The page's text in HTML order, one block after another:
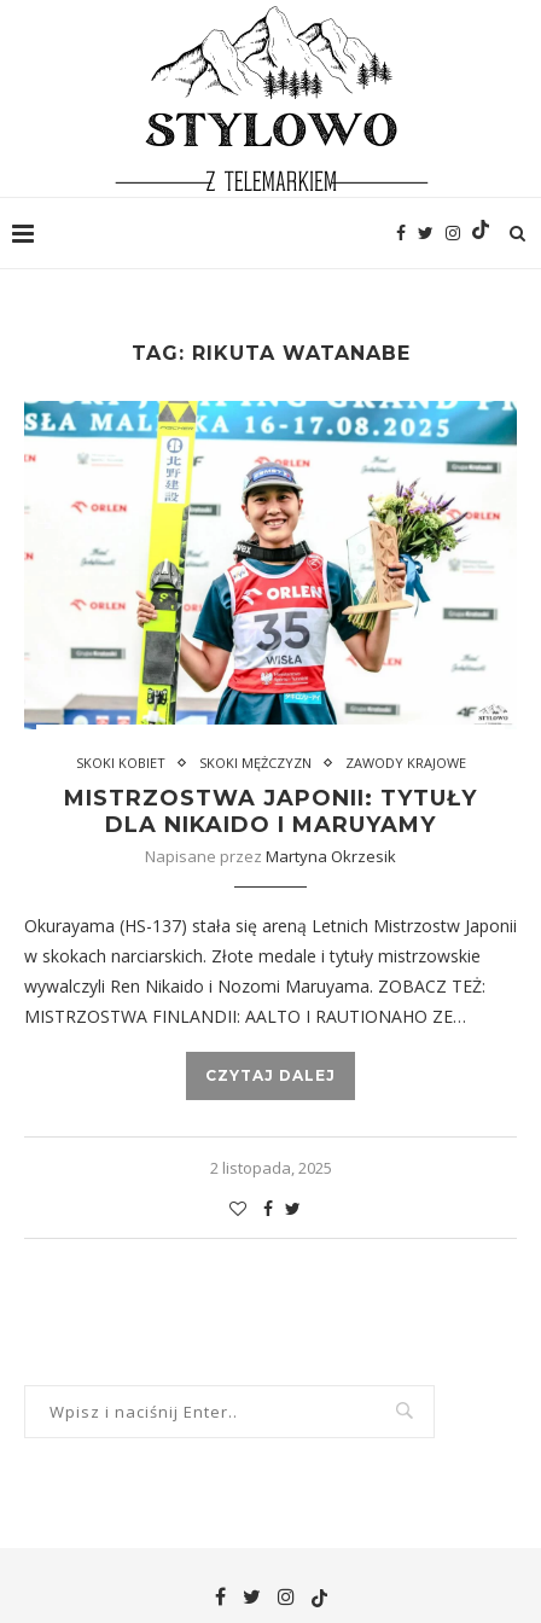
TAG: RIKUTA WATANABE
SKOKI KOBIET SKOKI MĘŻCZYZN ZAWODY KRAJOWE
MISTRZOSTWA JAPONII: TYTUŁY
DLA NIKAIDO I MARUYAMY
Napisane przez Martyna Okrzesik
Okurayama (HS-137) stała się areną Letnich Mistrzostw Japonii
w skokach narciarskich. Złote medale i tytuły mistrzowskie
wywalczyli Ren Nikaido i Nozomi Maruyama. ZOBACZ TEŻ:
MISTRZOSTWA FINLANDII: AALTO I RAUTIONAHO ZE…
CZYTAJ DALEJ
2 listopada, 2025